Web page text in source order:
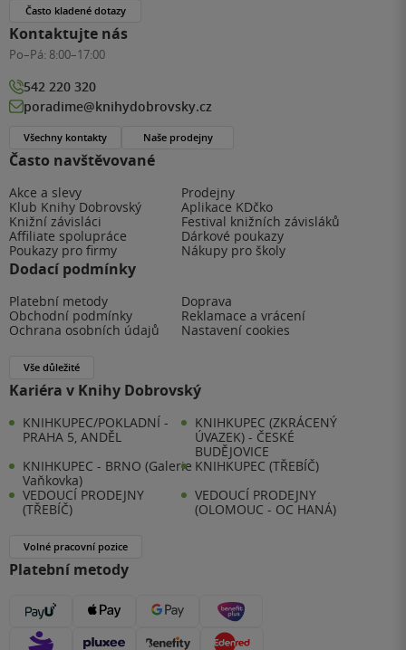
Často navštěvované
Akce a slevy
Prodejny
Klub Knihy Dobrovský
Aplikace KDčko
Knižní závisláci
Festival knižních závisláků
Affiliate spolupráce
Dárkové poukazy
Poukazy pro firmy
Nákupy pro školy
Dodací podmínky
Platební metody
Doprava
Obchodní podmínky
Reklamace a vrácení
Ochrana osobních údajů
Nastavení cookies
Vše důležité
Kariéra v Knihy Dobrovský
KNIHKUPEC/POKLADNÍ -
PRAHA 5, ANDĚL
KNIHKUPEC (ZKRÁCENÝ
ÚVAZEK) - ČESKÉ
BUDĚJOVICE
KNIHKUPEC - BRNO (Galerie
Vaňkovka)
KNIHKUPEC (TŘEBÍČ)
VEDOUCÍ PRODEJNY
(TŘEBÍČ)
VEDOUCÍ PRODEJNY
(OLOMOUC - OC HANÁ)
Volné pracovní pozice
Platební metody
Často kladené dotazy
Kontaktujte nás
Po–Pá: 8:00–17:00
542 220 320
poradime@knihydobrovsky.cz
Všechny kontakty Naše prodejny